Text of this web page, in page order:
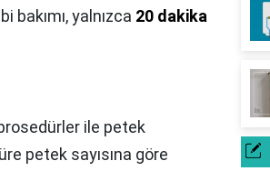
bakımı, yalnızca 20 dakika
ile petek
petek sayısına göre